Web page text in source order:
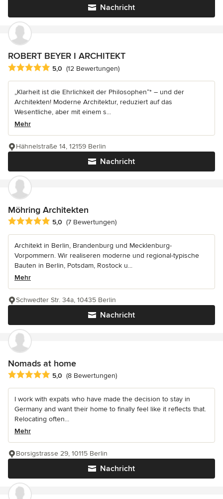
Nachricht
ROBERT BEYER I ARCHITEKT
Durchschnittliche Bewertung: 5 von 5 Sternen
5,0 (12 Bewertungen)
„Klarheit ist die Ehrlichkeit der Philosophen“* – und der
Architekten! Moderne Architektur, reduziert auf das
Wesentliche, aber mit einem s...
Mehr
Nachricht
Hähnelstraße 14, 12159 Berlin
Möhring Architekten
Durchschnittliche Bewertung: 5 von 5 Sternen
5,0 (7 Bewertungen)
Architekt in Berlin, Brandenburg und Mecklenburg-
Vorpommern. Wir realiseren moderne und regional-typische
Bauten in Berlin, Potsdam, Rostock u...
Mehr
Nachricht
Schwedter Str. 34a, 10435 Berlin
Nomads at home
Durchschnittliche Bewertung: 5 von 5 Sternen
5,0 (8 Bewertungen)
I work with expats who have made the decision to stay in
Germany and want their home to finally feel like it reflects that.
Relocating often...
Mehr
Nachricht
Borsigstrasse 29, 10115 Berlin